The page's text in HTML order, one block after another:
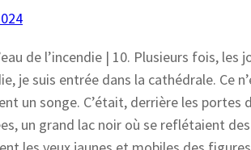
de l’incendie | 10. Plusieurs fois, les
je suis entrée dans la cathédrale. Ce
un songe. C’était, derrière les portes
un grand lac noir où se reflétaient des